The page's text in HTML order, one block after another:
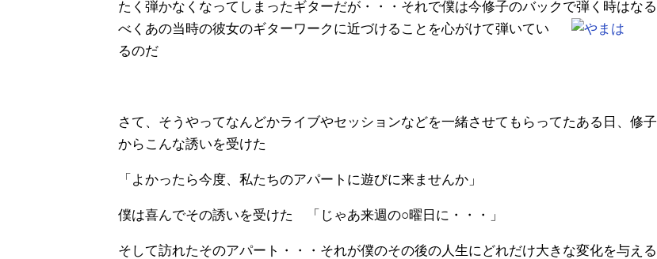
たく弾かなくなってしまったギターだが・・・それで僕は今修子のバックで弾く時はなる
べくあの当時の彼女のギターワークに近づけることを心がけて弾いてい
るのだ
さて、そうやってなんどかライブやセッションなどを一緒させてもらってたある日、修子
からこんな誘いを受けた
「よかったら今度、私たちのアパートに遊びに来ませんか」
僕は喜んでその誘いを受けた 「じゃあ来週の○曜日に・・・」
そして訪れたそのアパート・・・それが僕のその後の人生にどれだけ大きな変化を与える